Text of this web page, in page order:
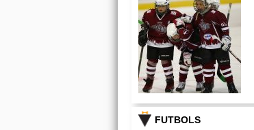
FUTBOLS